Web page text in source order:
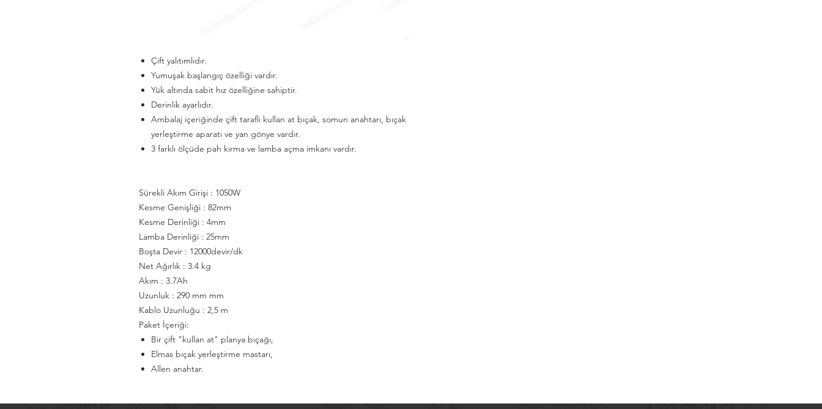
Çift yalıtımlıdır.
Yumuşak başlangıç özelliği vardır.
Yük altında sabit hız özelliğine sahiptir.
Derinlik ayarlıdır.
Ambalaj içeriğinde çift taraflı kullan at bıçak, somun anahtarı, bıçak
yerleştirme aparatı ve yan gönye vardır.
3 farklı ölçüde pah kırma ve lamba açma imkanı vardır.
Sürekli Akım Girişi : 1050W
Kesme Genişliği : 82mm
Kesme Derinliği : 4mm
Lamba Derinliği : 25mm
Boşta Devir : 12000devir/dk
Net Ağırlık : 3.4 kg
Akım : 3.7Ah
Uzunluk : 290 mm mm
Kablo Uzunluğu : 2,5 m
Paket İçeriği:
Bir çift "kullan at" planya bıçağı,
Elmas bıçak yerleştirme mastarı,
Allen anahtar.